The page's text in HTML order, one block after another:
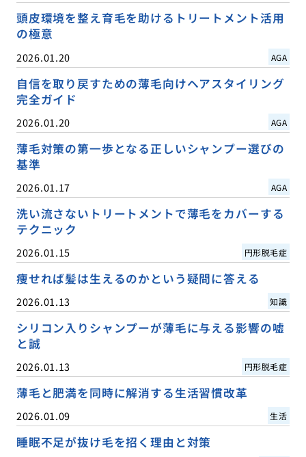
頭皮環境を整え育毛を助けるトリートメント活用
の極意
2026.01.20 AGA
自信を取り戻すための薄毛向けヘアスタイリング
完全ガイド
2026.01.20 AGA
薄毛対策の第一歩となる正しいシャンプー選びの
基準
2026.01.17 AGA
洗い流さないトリートメントで薄毛をカバーする
テクニック
2026.01.15 円形脱毛症
痩せれば髪は生えるのかという疑問に答える
2026.01.13 知識
シリコン入りシャンプーが薄毛に与える影響の嘘
と誠
2026.01.13 円形脱毛症
薄毛と肥満を同時に解消する生活習慣改革
2026.01.09 生活
睡眠不足が抜け毛を招く理由と対策